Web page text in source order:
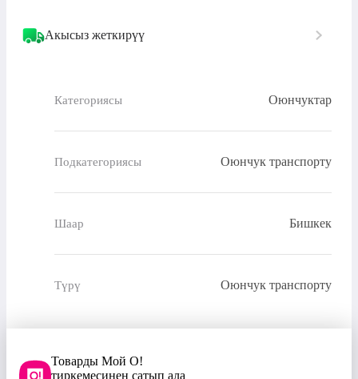
Акысыз жеткирүү
Категориясы Оюнчуктар
Подкатегориясы Оюнчук транспорту
Шаар Бишкек
Түрү Оюнчук транспорту
Товарды Мой О!
тиркемесинен сатып ала